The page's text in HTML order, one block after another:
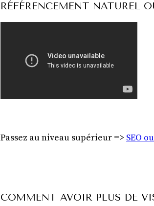
RÉFÉRENCEMENT NATUREL
Passez au niveau supérieur => SEO
COMMENT AVOIR PLUS DE